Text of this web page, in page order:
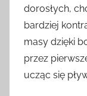
dorosłych,
bardziej
masy dzięki
przez
ucząc się